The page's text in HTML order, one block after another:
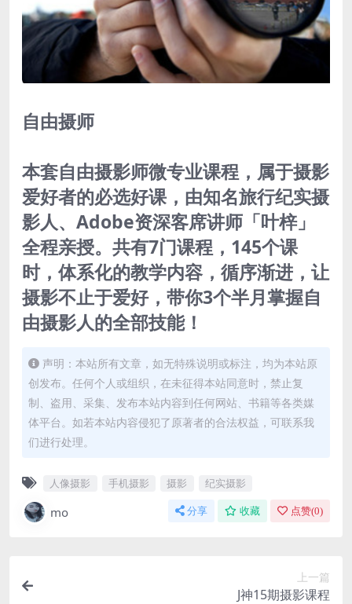
自由摄师
本套自由摄影师微专业课程，属于摄影
爱好者的必选好课，由知名旅行纪实摄
影人、Adobe资深客席讲师「叶梓」
全程亲授。共有7门课程，145个课
时，体系化的教学内容，循序渐进，让
摄影不止于爱好，带你3个半月掌握自
由摄影人的全部技能！
声明：本站所有文章，如无特殊说明或标注，均为本站原
创发布。任何个人或组织，在未征得本站同意时，禁止复
制、盗用、采集、发布本站内容到任何网站、书籍等各类媒
体平台。如若本站内容侵犯了原著者的合法权益，可联系我
们进行处理。
人像摄影 手机摄影 摄影 纪实摄影
mo 分享 收藏 点赞(0)
上一篇
J神15期摄影课程